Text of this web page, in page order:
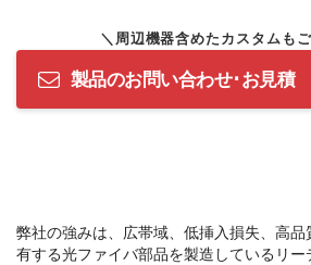
製品のお問い合わせ･お見積
弊社の強みは、広帯域、低挿入損失、高
有する光ファイバ部品を製造しているリー